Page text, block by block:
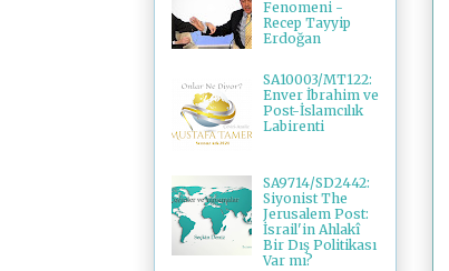
Fenomeni -
Recep Tayyip
Erdoğan
SA10003/MT122:
Enver İbrahim ve
Post-İslamcılık
Labirenti
SA9714/SD2442:
Siyonist The
Jerusalem Post:
İsrail'in Ahlakî
Bir Dış Politikası
Var mı?